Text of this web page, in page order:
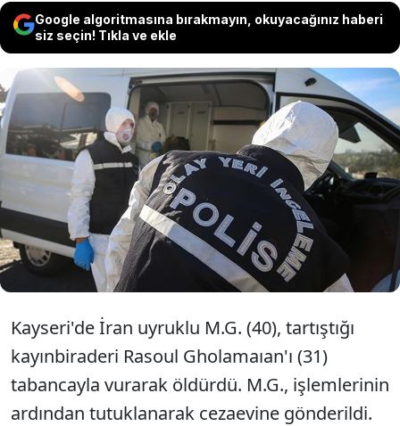
Google algoritmasına bırakmayın, okuyacağınız haberi
siz seçin! Tıkla ve ekle
Kayseri'de yabancı uyruklu bir
kişi tartıştığı kayınbiraderini
öldürdü.
Kayseri'de İran uyruklu M.G. (40), tartıştığı
kayınbiraderi Rasoul Gholamaıan'ı (31)
tabancayla vurarak öldürdü. M.G., işlemlerinin
ardından tutuklanarak cezaevine gönderildi.